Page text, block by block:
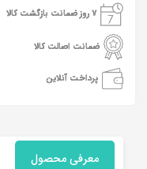
7 روز ضمانت بازگشت کالا
ضمانت اصالت کالا
پرداخت آنلاین
معرفی محصول